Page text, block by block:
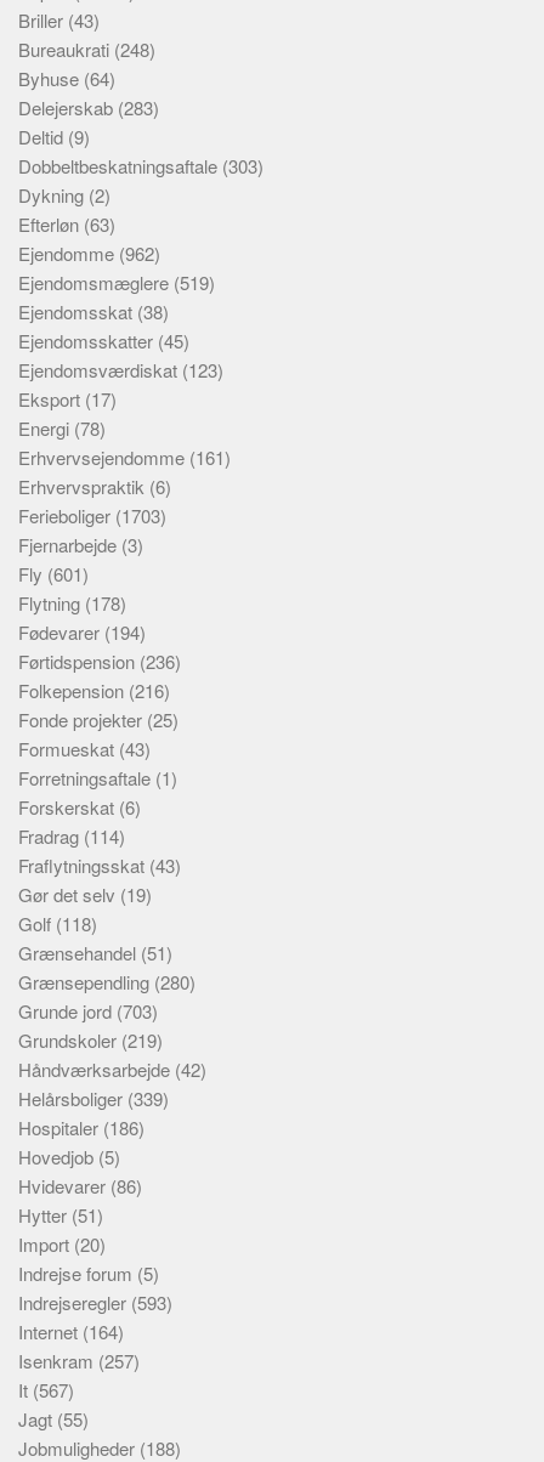
Briller (43)
Bureaukrati (248)
Byhuse (64)
Delejerskab (283)
Deltid (9)
Dobbeltbeskatningsaftale (303)
Dykning (2)
Efterløn (63)
Ejendomme (962)
Ejendomsmæglere (519)
Ejendomsskat (38)
Ejendomsskatter (45)
Ejendomsværdiskat (123)
Eksport (17)
Energi (78)
Erhvervsejendomme (161)
Erhvervspraktik (6)
Ferieboliger (1703)
Fjernarbejde (3)
Fly (601)
Flytning (178)
Fødevarer (194)
Førtidspension (236)
Folkepension (216)
Fonde projekter (25)
Formueskat (43)
Forretningsaftale (1)
Forskerskat (6)
Fradrag (114)
Fraflytningsskat (43)
Gør det selv (19)
Golf (118)
Grænsehandel (51)
Grænsependling (280)
Grunde jord (703)
Grundskoler (219)
Håndværksarbejde (42)
Helårsboliger (339)
Hospitaler (186)
Hovedjob (5)
Hvidevarer (86)
Hytter (51)
Import (20)
Indrejse forum (5)
Indrejseregler (593)
Internet (164)
Isenkram (257)
It (567)
Jagt (55)
Jobmuligheder (188)